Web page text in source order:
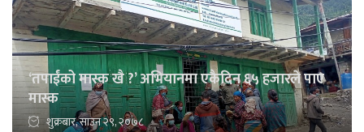
‘तपाईंको मास्क खै ?’ अभियानमा एकैदिन ६५ हजारले पाए
मास्क
शुक्रबार, साउन २९, २०७८